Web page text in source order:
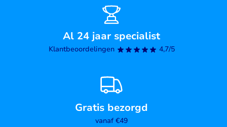
Al 24 jaar specialist
Klantbeoordelingen 4,7/5
Gratis bezorgd
vanaf €49